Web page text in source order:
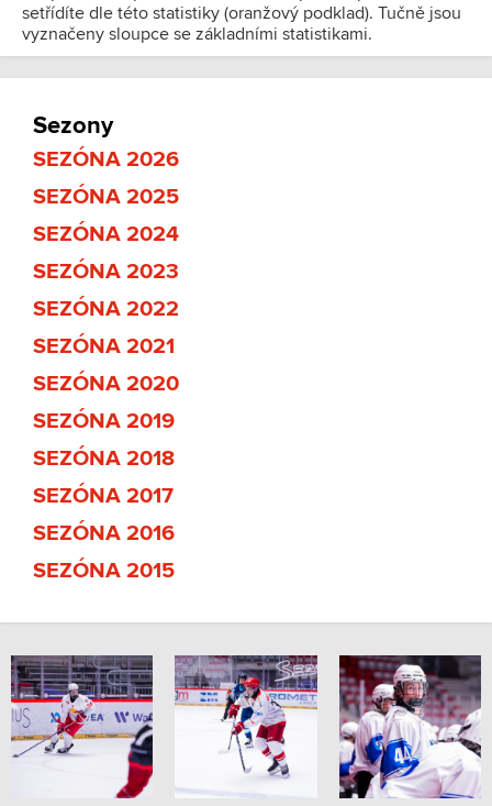
setřídíte dle této statistiky (oranžový podklad). Tučně jsou
vyznačeny sloupce se základními statistikami.
Sezony
SEZÓNA 2026
SEZÓNA 2025
SEZÓNA 2024
SEZÓNA 2023
SEZÓNA 2022
SEZÓNA 2021
SEZÓNA 2020
SEZÓNA 2019
SEZÓNA 2018
SEZÓNA 2017
SEZÓNA 2016
SEZÓNA 2015